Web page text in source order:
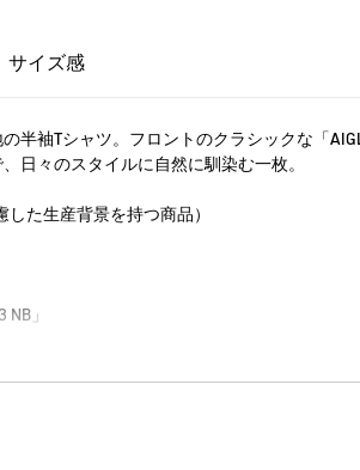
サイズ感
半袖Tシャツ。フロントのクラシックな「
日々のスタイルに自然に馴染む一枚。
した生産背景を持つ商品）
」